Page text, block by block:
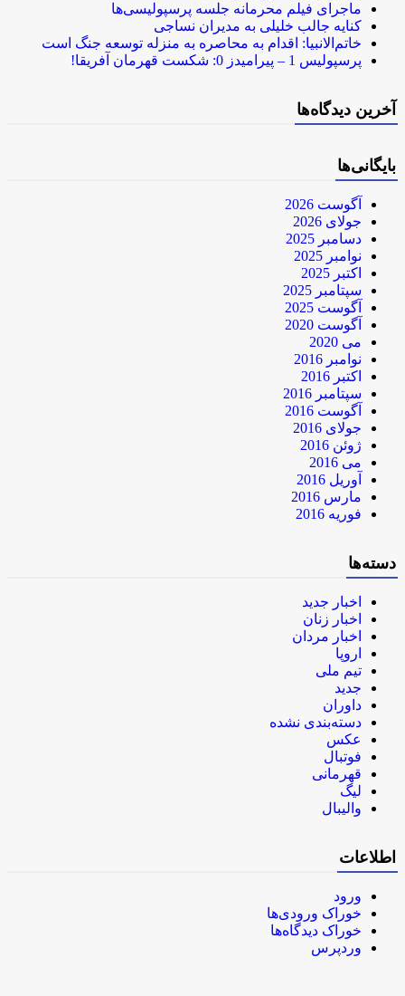
ماجرای فیلم محرمانه جلسه پرسپولیسی‌ها
کنایه جالب خلیلی به مدیران نساجی
خاتم‌الانبیا: اقدام به محاصره به منزله توسعه جنگ است
پرسپولیس 1 – پیرامیدز 0: شکست قهرمان آفریقا!
آخرین دیدگاه‌ها
بایگانی‌ها
آگوست 2026
جولای 2026
دسامبر 2025
نوامبر 2025
اکتبر 2025
سپتامبر 2025
آگوست 2025
آگوست 2020
می 2020
نوامبر 2016
اکتبر 2016
سپتامبر 2016
آگوست 2016
جولای 2016
ژوئن 2016
می 2016
آوریل 2016
مارس 2016
فوریه 2016
دسته‌ها
اخبار جدید
اخبار زنان
اخبار مردان
اروپا
تیم ملی
جدید
داوران
دسته‌بندی نشده
عکس
فوتبال
قهرمانی
لیگ
والیبال
اطلاعات
ورود
خوراک ورودی‌ها
خوراک دیدگاه‌ها
وردپرس